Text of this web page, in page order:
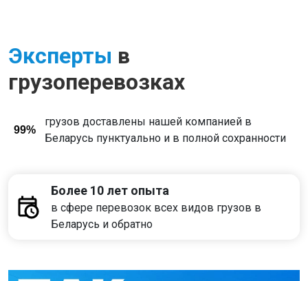
Эксперты в
грузоперевозках
99%
грузов доставлены нашей компанией в
Беларусь пунктуально и в полной сохранности
Более 10 лет опыта
в сфере перевозок всех видов грузов в
Беларусь и обратно